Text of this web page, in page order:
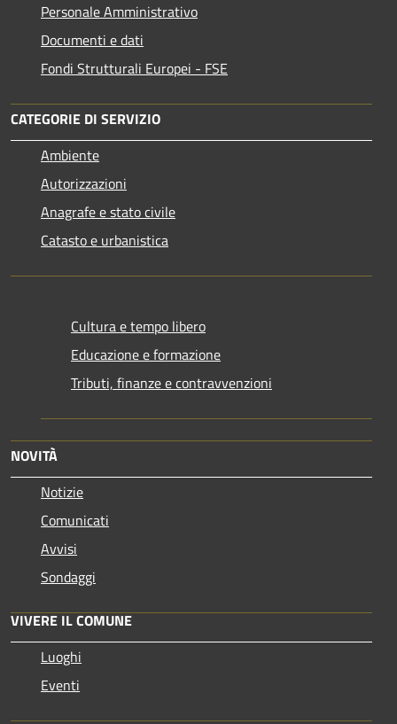
Personale Amministrativo
Documenti e dati
Fondi Strutturali Europei - FSE
CATEGORIE DI SERVIZIO
Ambiente
Autorizzazioni
Anagrafe e stato civile
Catasto e urbanistica
Cultura e tempo libero
Educazione e formazione
Tributi, finanze e contravvenzioni
NOVITÀ
Notizie
Comunicati
Avvisi
Sondaggi
VIVERE IL COMUNE
Luoghi
Eventi